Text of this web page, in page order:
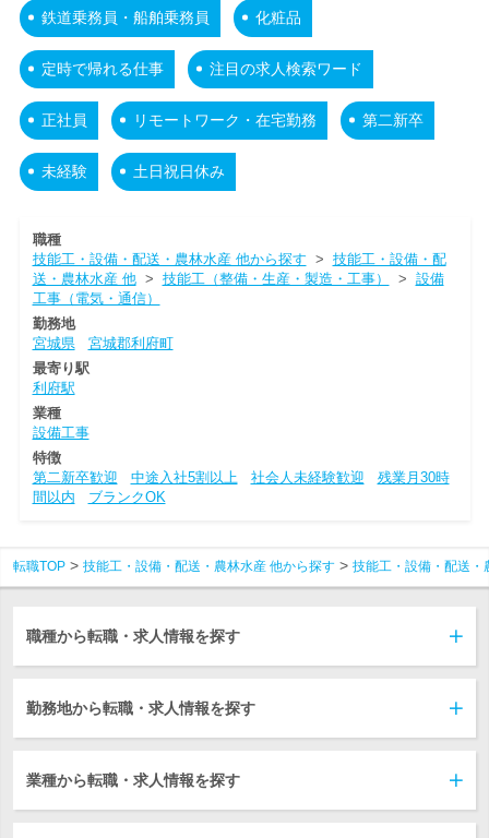
鉄道乗務員・船舶乗務員 化粧品
定時で帰れる仕事 注目の求人検索ワード
正社員 リモートワーク・在宅勤務 第二新卒
未経験 土日祝日休み
職種
技能工・設備・配送・農林水産 他から探す > 技能工・設備・配
送・農林水産 他> 技能工（整備・生産・製造・工事） > 設備
工事（電気・通信）
勤務地
宮城県
宮城郡利府町
最寄り駅
利府駅
業種
設備工事
特徴
第二新卒歓迎
中途入社5割以上 社会人未経験歓迎
残業月30時
間以内
ブランクOK
転職TOP 技能工・設備・配送・農林水産 他から探す 技能工・設備・配送・
職種から転職・求人情報を探す
勤務地から転職・求人情報を探す
業種から転職・求人情報を探す